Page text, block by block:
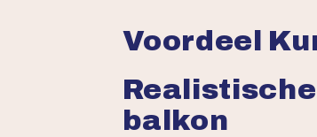
Voordeel
balkon